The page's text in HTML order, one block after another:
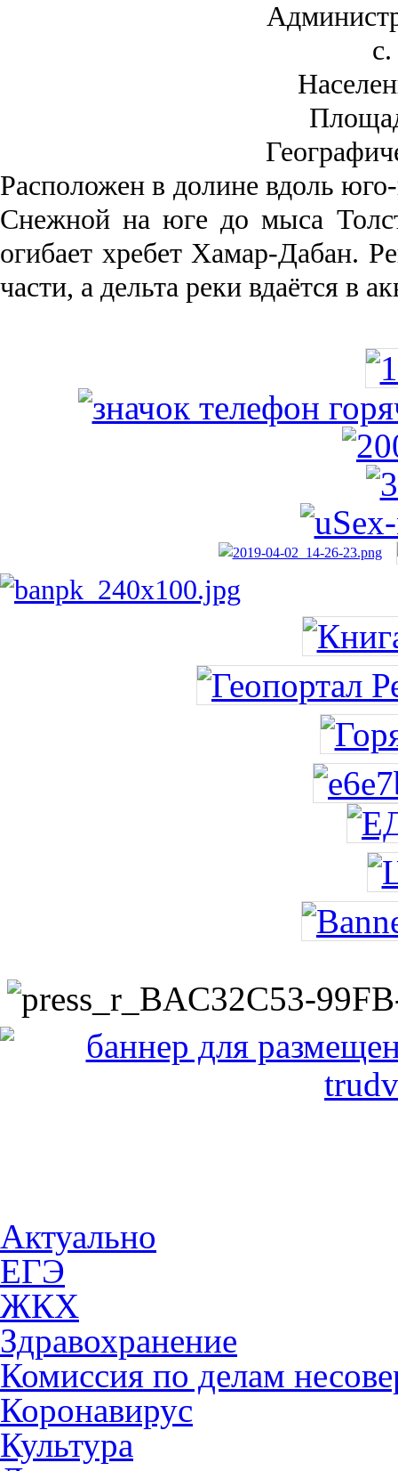
Рас­положен в долине вдоль
Снежной на юге до мыса
огибает хребет Хамар-Дабан.
части, а дельта реки вда­ётся в
Актуально
ЕГЭ
ЖКХ
Здравохранение
Комиссия по делам
Коронавирус
Культура